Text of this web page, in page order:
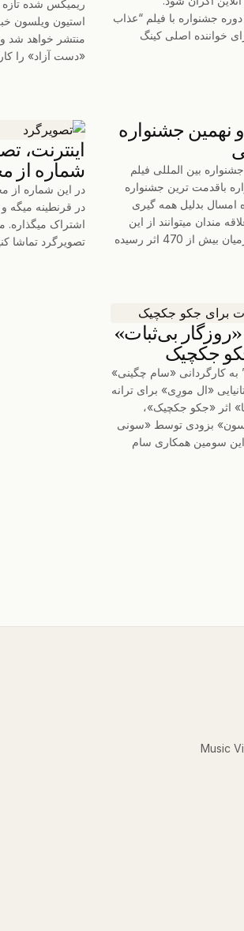
جشنواره با فیلم “عذاب
خواننده اصلی کینگ
ریمیکس شده
استیون ویلسون
منتشر خواهد شد
«دست آزاد» را
جشنواره
بین المللی فیلم
باقدمت ترین جشنواره
امسال بدلیل همه گیری
مندان میتوانند از این
لینک بلیط تهیه کنند. به گفته دبیرخانه ازمیان بیش از 470 اثر رسیده
اینترنت،
شماره از
در این شماره از
در قرنطینه میگه
اشتراک میگذاره.
تصویرگرد تماشا
بی‌ثبات»
جکچیک
به کارگردانی «سام چگینی»
«ال مورِی» برای ترانه
اثر «جکو جکچیک»،
بزودی توسط «سونی
سومین همکاری سام
Music